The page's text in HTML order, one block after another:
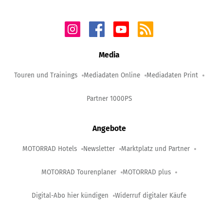
Media
Touren und Trainings Mediadaten Online Mediadaten Print
Partner 1000PS
Angebote
MOTORRAD Hotels Newsletter Marktplatz und Partner
MOTORRAD Tourenplaner MOTORRAD plus
Digital-Abo hier kündigen Widerruf digitaler Käufe